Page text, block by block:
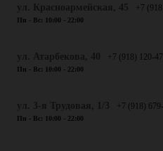
+7
Пн - Вс: 10:00 - 22:00
+7 (918) 120-
Пн - Вс: 10:00 - 22:00
+7 (918)
Пн - Вс: 10:00 - 22:00